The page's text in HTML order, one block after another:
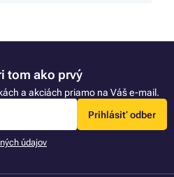
tom ako prvý
a akciách priamo na Váš e-mail.
Prihlásiť odber
údajov